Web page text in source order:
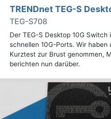
TRENDnet TEG-S
TEG-S708
Der TEG-S Desktop 10G
schnellen 10G-Ports. Wir haben
Kurztest zur Brust genommen,
berichten nun darüber.